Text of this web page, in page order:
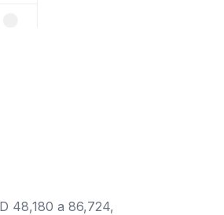
48,180 a 86,724,